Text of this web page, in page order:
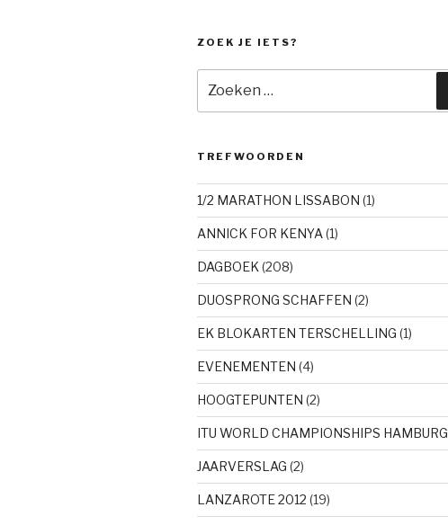
ZOEK JE IETS?
naar:
TREFWOORDEN
1/2 MARATHON LISSABON (1)
ANNICK FOR KENYA(1)
DAGBOEK (208)
DUOSPRONG SCHAFFEN (2)
EK BLOKARTEN TERSCHELLING (1)
EVENEMENTEN (4)
HOOGTEPUNTEN (2)
ITU WORLD CHAMPIONSHIPS HAMBURG
JAARVERSLAG (2)
LANZAROTE 2012 (19)